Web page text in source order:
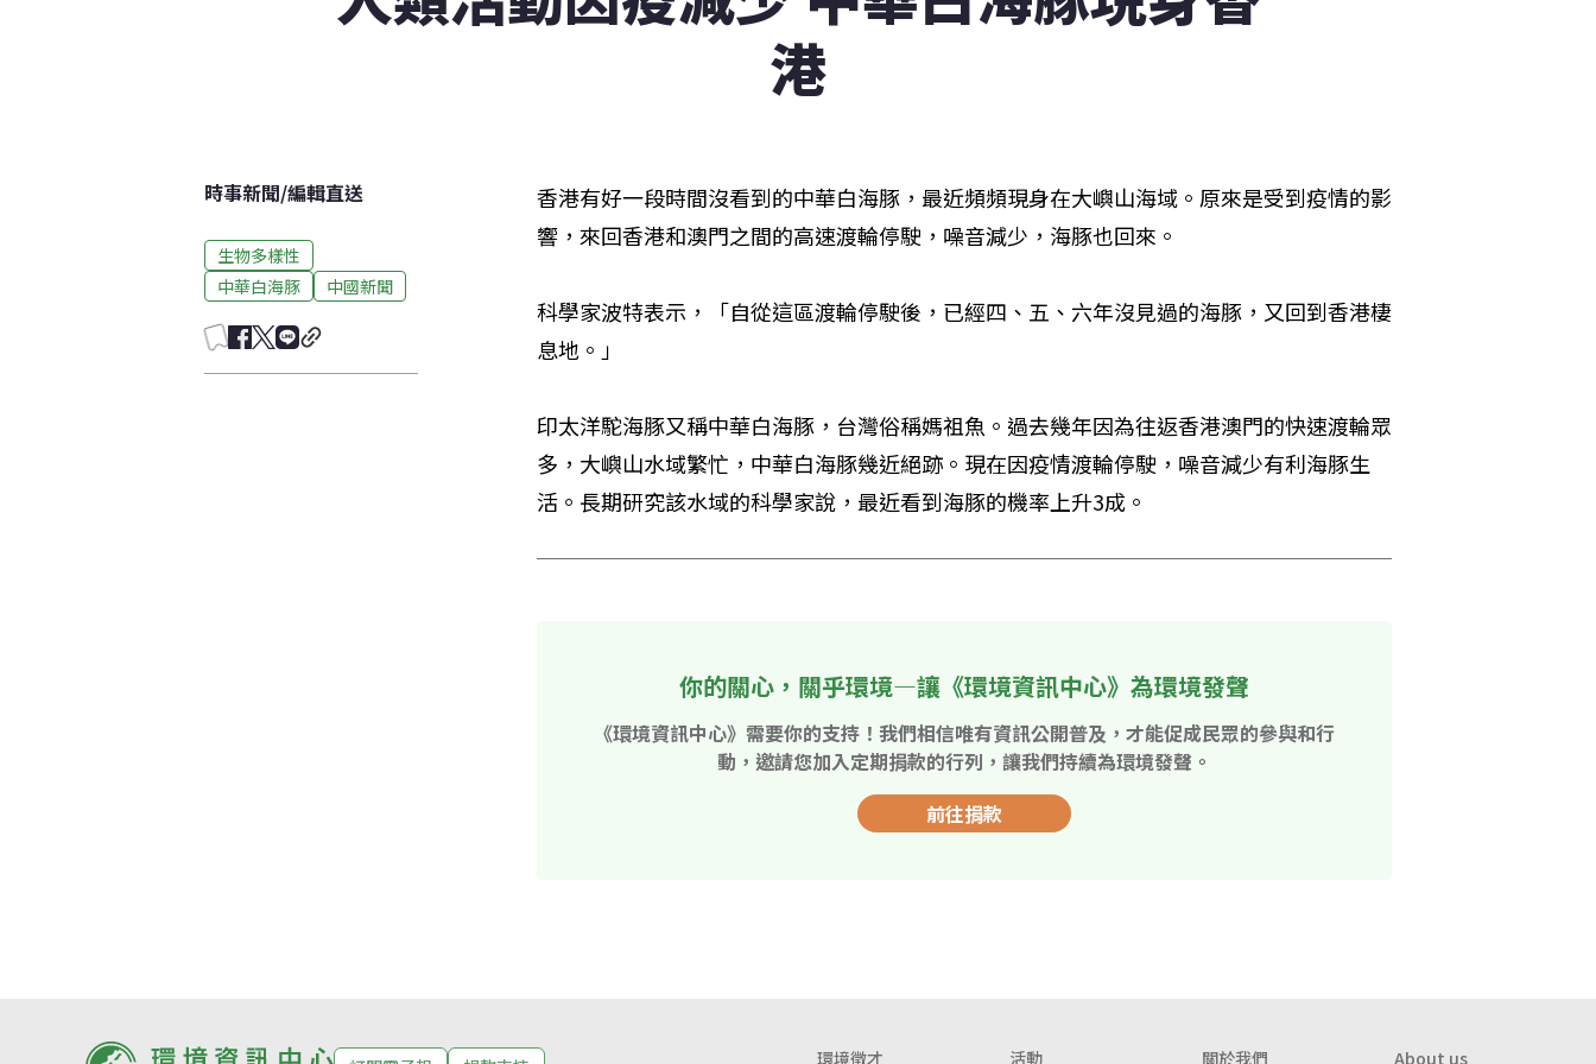
港
時事新聞/編輯直送
生物多樣性
中華白海豚
中國新聞
香港有好一段時間沒看到的中華白海豚，最近頻頻現身在大嶼山海域。原來是受到疫情的影
響，來回香港和澳門之間的高速渡輪停駛，噪音減少，海豚也回來。
科學家波特表示，「自從這區渡輪停駛後，已經四、五、六年沒見過的海豚，又回到香港棲
息地。」
印太洋駝海豚又稱中華白海豚，台灣俗稱媽祖魚。過去幾年因為往返香港澳門的快速渡輪眾
多，大嶼山水域繁忙，中華白海豚幾近絕跡。現在因疫情渡輪停駛，噪音減少有利海豚生
活。長期研究該水域的科學家說，最近看到海豚的機率上升3成。
你的關心，關乎環境—讓《環境資訊中心》為環境發聲
《環境資訊中心》需要你的支持！我們相信唯有資訊公開普及，才能促成民眾的參與和行
動，邀請您加入定期捐款的行列，讓我們持續為環境發聲。
前往捐款
環境徵才 活動 關於我們 About us